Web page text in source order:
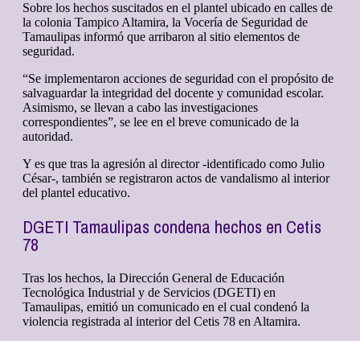
Sobre los hechos suscitados en el plantel ubicado en calles de
la colonia Tampico Altamira, la Vocería de Seguridad de
Tamaulipas informó que arribaron al sitio elementos de
seguridad.
“Se implementaron acciones de seguridad con el propósito de
salvaguardar la integridad del docente y comunidad escolar.
Asimismo, se llevan a cabo las investigaciones
correspondientes”, se lee en el breve comunicado de la
autoridad.
Y es que tras la agresión al director -identificado como Julio
César-, también se registraron actos de vandalismo al interior
del plantel educativo.
DGETI Tamaulipas condena hechos en Cetis
78
Tras los hechos, la Dirección General de Educación
Tecnológica Industrial y de Servicios (DGETI) en
Tamaulipas, emitió un comunicado en el cual condenó la
violencia registrada al interior del Cetis 78 en Altamira.